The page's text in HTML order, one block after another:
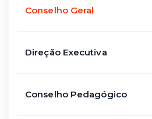
Conselho Geral
Direção Executiva
Conselho Pedagógico